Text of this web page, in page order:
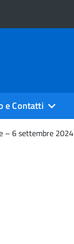
e Contatti
– 6 settembre 2024